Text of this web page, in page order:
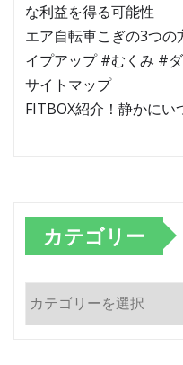
な利益を得る可能性
エア自転車こぎの3つ
イプアップ #むくみ #
サイトマップ
FITBOX紹介！静かにい
カテゴリー
カ